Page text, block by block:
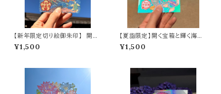
【新年限定切り絵御朱印】 開運
寶舟（A6サイズ）
¥1,500
【夏詣限定】開く宝箱と輝く海亀
の切り絵御朱印 ～光るオーロラ
フィルム仕様～
¥1,500